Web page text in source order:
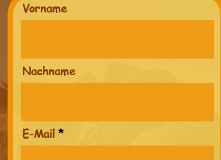
Vorname
Nachname
E-Mail